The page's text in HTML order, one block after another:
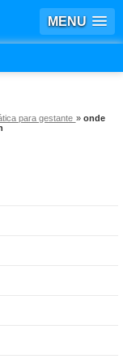
MENU
para gestante » onde